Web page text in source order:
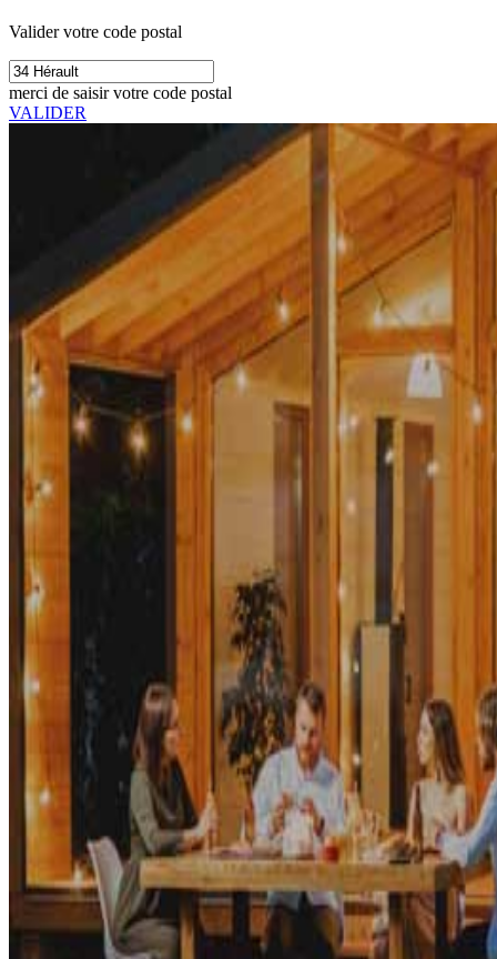
Valider votre code postal
merci de saisir votre code postal
VALIDER